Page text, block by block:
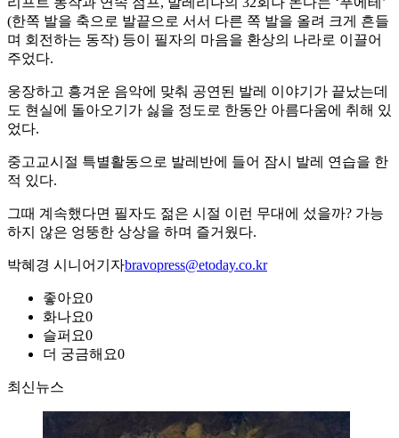
(한쪽 발을 축으로 발끝으로 서서 다른 쪽 발을 올려 크게 흔들
며 회전하는 동작) 등이 필자의 마음을 환상의 나라로 이끌어
주었다.
웅장하고 흥겨운 음악에 맞춰 공연된 발레 이야기가 끝났는데
도 현실에 돌아오기가 싫을 정도로 한동안 아름다움에 취해 있
었다.
중고교시절 특별활동으로 발레반에 들어 잠시 발레 연습을 한
적 있다.
그때 계속했다면 필자도 젊은 시절 이런 무대에 섰을까? 가능
하지 않은 엉뚱한 상상을 하며 즐거웠다.
박혜경 시니어기자bravopress@etoday.co.kr
좋아요0
화나요0
슬퍼요0
더 궁금해요0
최신뉴스